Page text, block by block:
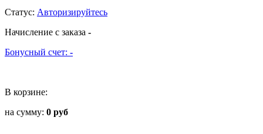
Статус: Авторизируйтесь
Начисление с заказа -
Бонусный счет: -
В корзине:
на сумму: 0 руб